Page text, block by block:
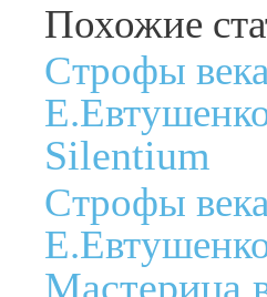
Похожие
Строфы
Silentium
Строфы
Мастерица